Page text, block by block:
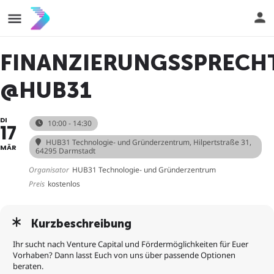
@HUB31
DI
17
MÄR
10:00 - 14:30
HUB31 Technologie- und Gründerzentrum, Hilpertstraße 31,
64295 Darmstadt
Organisator HUB31 Technologie- und Gründerzentrum
Preis kostenlos
Kurzbeschreibung
Ihr sucht nach Venture Capital und Fördermöglichkeiten für Euer
Vorhaben? Dann lasst Euch von uns über passende Optionen
beraten.